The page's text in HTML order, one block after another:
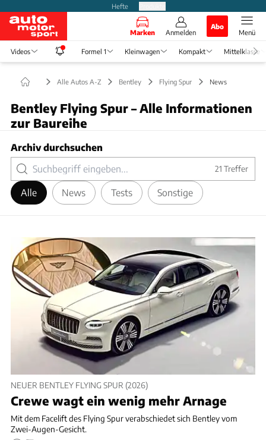
Hefte
Marken Anmelden
Abo
Menü
Videos Formel 1 Kleinwagen Kompakt Mittelklasse
Alle Autos A-Z Bentley Flying Spur News
Bentley Flying Spur – Alle Informationen
zur Baureihe
Archiv durchsuchen
21 Treffer
Alle News Tests Sonstige
NEUER BENTLEY FLYING SPUR (2026)
Crewe wagt ein wenig mehr Arnage
Mit dem Facelift des Flying Spur verabschiedet sich Bentley vom
Zwei-Augen-Gesicht.